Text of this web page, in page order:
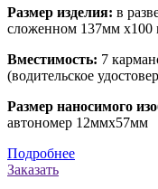
Размер изделия: в
сложенном 137мм х100
Вместимость: 7
(водительское
Размер наносимого
автономер 12ммх57мм
Подробнее
Заказать